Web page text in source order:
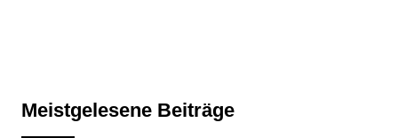
Meistgelesene Beiträge